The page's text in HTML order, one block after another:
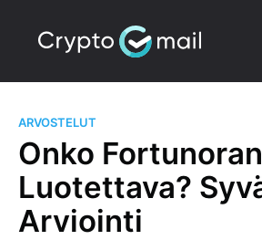
ARVOSTELUT
Onko
Luotettava?
Arviointi